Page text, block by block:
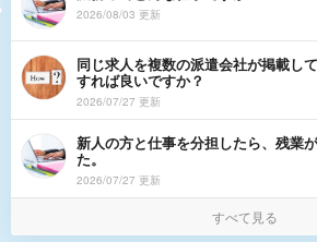
2026/08/03 更新
同じ求人を複数の派遣会社が掲載し
すれば良いですか？
2026/07/27 更新
新人の方と仕事を分担したら、残業
た。
2026/07/27 更新
すべて見る